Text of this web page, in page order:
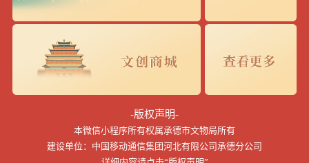
-版权声明-
本微信小程序所有权属承德市文物局所有
建设单位：中国移动通信集团河北有限公司承德分公司